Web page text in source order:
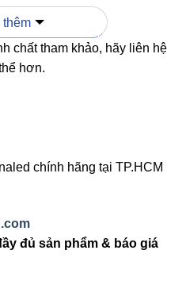
triển lãm cần tạo điểm nhấn.
trần Vinaledđể tạo ánh
QUANG
THÔNG
CÁCH
CRI
thêm
chất tham khảo, hãy liên hệ
hơn.
chính hãng tại TP.HCM
đủ sản phẩm & báo giá